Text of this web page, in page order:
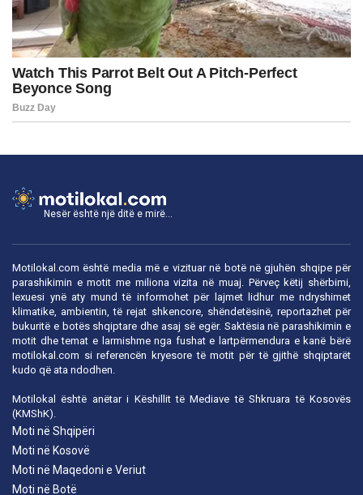
Nesër është një ditë e mirë...
Motilokal.com është media më e vizituar në botë në gjuhën shqipe për
parashikimin e motit me miliona vizita në muaj. Përveç këtij shërbimi,
lexuesi ynë aty mund të informohet për lajmet lidhur me ndryshimet
klimatike, ambientin, të rejat shkencore, shëndetësinë, reportazhet për
bukuritë e botës shqiptare dhe asaj së egër. Saktësia në parashikimin e
motit dhe temat e larmishme nga fushat e lartpërmendura e kanë bërë
motilokal.com si referencën kryesore të motit për të gjithë shqiptarët
kudo që ata ndodhen.
Motilokal është anëtar i Këshillit të Mediave të Shkruara të Kosovës
(KMShK).
Moti në Shqipëri
Moti në Kosovë
Moti në Maqedoni e Veriut
Moti në Botë